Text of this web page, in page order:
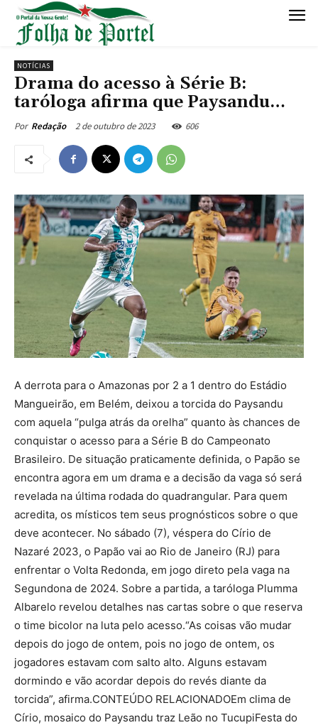
NOTÍCIAS
Drama do acesso à Série B:
taróloga afirma que Paysandu…
Por Redação 2 de outubro de 2023 606
A derrota para o Amazonas por 2 a 1 dentro do Estádio
Mangueirão, em Belém, deixou a torcida do Paysandu
com aquela “pulga atrás da orelha” quanto às chances de
conquistar o acesso para a Série B do Campeonato
Brasileiro. De situação praticamente definida, o Papão se
encontra agora em um drama e a decisão da vaga só será
revelada na última rodada do quadrangular. Para quem
acredita, os místicos tem seus prognósticos sobre o que
deve acontecer. No sábado (7), véspera do Círio de
Nazaré 2023, o Papão vai ao Rio de Janeiro (RJ) para
enfrentar o Volta Redonda, em jogo direto pela vaga na
Segundona de 2024. Sobre a partida, a taróloga Plumma
Albarelo revelou detalhes nas cartas sobre o que reserva
o time bicolor na luta pelo acesso.“As coisas vão mudar
depois do jogo de ontem, pois no jogo de ontem, os
jogadores estavam com salto alto. Alguns estavam
dormindo e vão acordar depois do revés diante da
torcida”, afirma.CONTEÚDO RELACIONADOEm clima de
Círio, mosaico do Paysandu traz Leão no TucupiFesta do